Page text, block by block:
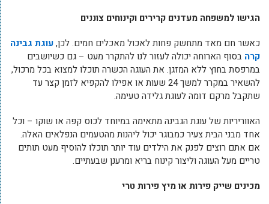
הגישו למשפחה מעדנים קרירים וקינוחים צוננים
כאשר חם מאד מתחשק פחות לאכול מאכלים חמים. לכן,עוגת גבינה
קרה בסוף הארוחה יכולה לעזור לנו להתקרר מעט – גם כשיושבים
במרפסת בחוץ ללא המזגן. את העוגה הכשרה תוכלו למצוא בכל מרכול,
להשאיר במקרר למשך 24 שעות או אפילו להקפיא לזמן קצר עד
שתקבל מרקם דומה לעוגת גלידה טעימה.
האווריריות של עוגת הגבינה מתאימה במיוחד לכוס קפה או שוקו – וכל
אחד מבני הבית צעיר כמבוגר יכול ליהנות מהטעמים הנפלאים האלה.
אם אתם רוצים לפנק את הילדים עוד יותר תוכלו להוסיף מעט תותים
טריים מעל העוגה וליצור קינוח בריא ומרענן שבעתיים.
מכינים שייק פירות או מיץ פירות טרי